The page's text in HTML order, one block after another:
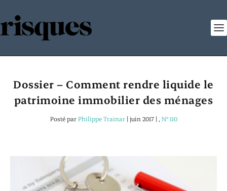
Dossier – Comment rendre liquide le
patrimoine immobilier des ménages
Posté parPhilippe Trainar|juin 2017| , N° 110